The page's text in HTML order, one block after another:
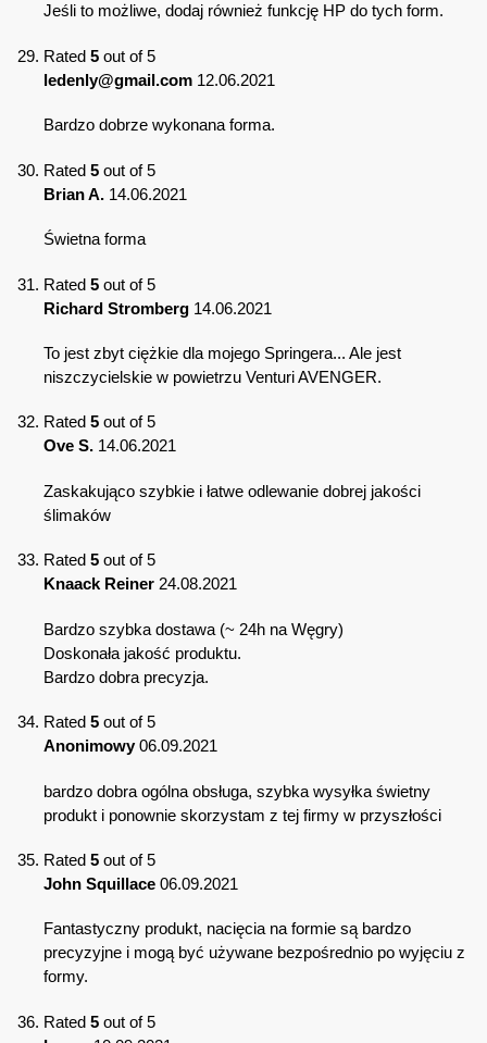
Jeśli to możliwe, dodaj również funkcję HP do tych form.
Rated 5 out of 5
ledenly@gmail.com 12.06.2021
Bardzo dobrze wykonana forma.
Rated 5 out of 5
Brian A. 14.06.2021
Świetna forma
Rated 5 out of 5
Richard Stromberg 14.06.2021
To jest zbyt ciężkie dla mojego Springera... Ale jest
niszczycielskie w powietrzu Venturi AVENGER.
Rated 5 out of 5
Ove S. 14.06.2021
Zaskakująco szybkie i łatwe odlewanie dobrej jakości
ślimaków
Rated 5 out of 5
Knaack Reiner 24.08.2021
Bardzo szybka dostawa (~ 24h na Węgry)
Doskonała jakość produktu.
Bardzo dobra precyzja.
Rated 5 out of 5
Anonimowy06.09.2021
bardzo dobra ogólna obsługa, szybka wysyłka świetny
produkt i ponownie skorzystam z tej firmy w przyszłości
Rated 5 out of 5
John Squillace 06.09.2021
Fantastyczny produkt, nacięcia na formie są bardzo
precyzyjne i mogą być używane bezpośrednio po wyjęciu z
formy.
Rated 5 out of 5